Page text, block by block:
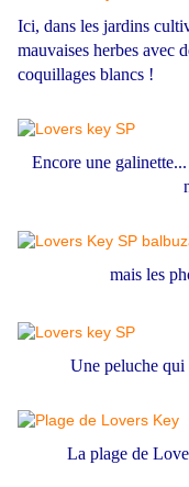
Ici, dans les jardins
mauvaises herbes avec
coquillages blancs !
Encore une
mais les
Une peluche qui
La plage de